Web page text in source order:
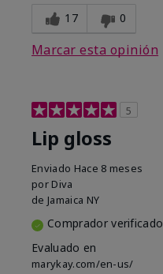
17 0
Marcar esta opinión
5
Lip gloss
Enviado Hace 8 meses
por Diva
de Jamaica NY
Comprador verificado
Evaluado en
marykay.com/en-us/